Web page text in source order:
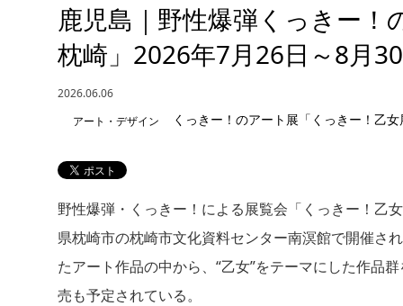
鹿児島｜野性爆弾くっきー
枕崎」2026年7月26日～8月
2026.06.06
アート・デザイン
野性爆弾・くっきー！による展覧会「くっきー！乙
県枕崎市の枕崎市文化資料センター南溟館で開催さ
たアート作品の中から、“乙女”をテーマにした作品
売も予定されている。